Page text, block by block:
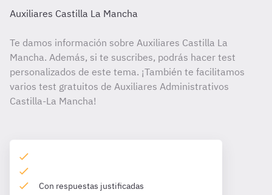
Auxiliares Castilla La Mancha
Te damos información sobre Auxiliares Castilla La
Mancha. Además, si te suscribes, podrás hacer test
personalizados de este tema. ¡También te facilitamos
varios test gratuitos de Auxiliares Administrativos
Castilla-La Mancha!
Con respuestas justificadas